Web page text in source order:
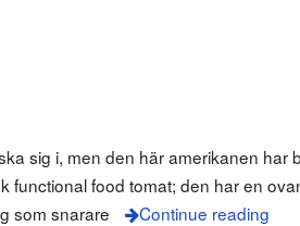
sig i, men den här amerikanen har
functional food tomat; den har en
som snarare
Continue reading